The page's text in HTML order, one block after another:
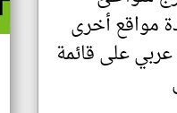
مواقع أخرى
على قائمة